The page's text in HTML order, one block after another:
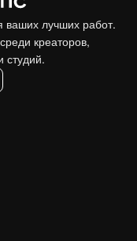
ваших лучших работ.
креаторов,
студий.